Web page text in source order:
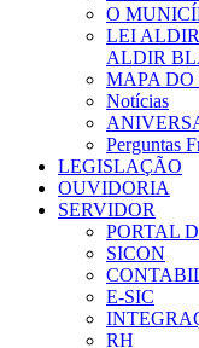
O
LEI
ALDIR
MAPA DO
Notícias
Perguntas
LEGISLAÇÃO
OUVIDORIA
SERVIDOR
PORTAL
SICON
E-SIC
RH